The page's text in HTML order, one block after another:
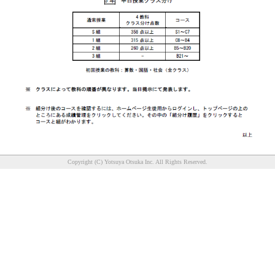
Copyright (C) Yotsuya Otsuka Inc. All Rights Reserved.